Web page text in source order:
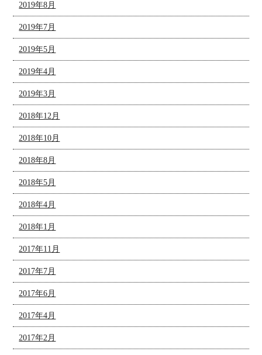
2019年8月
2019年7月
2019年5月
2019年4月
2019年3月
2018年12月
2018年10月
2018年8月
2018年5月
2018年4月
2018年1月
2017年11月
2017年7月
2017年6月
2017年4月
2017年2月